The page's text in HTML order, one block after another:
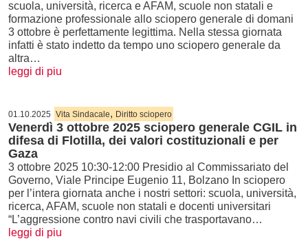
scuola, università, ricerca e AFAM, scuole non statali e
formazione professionale allo sciopero generale di domani
3 ottobre è perfettamente legittima. Nella stessa giornata
infatti è stato indetto da tempo uno sciopero generale da
altra…
leggi di piu
01.10.2025 Vita Sindacale, Diritto sciopero
Venerdì 3 ottobre 2025 sciopero generale CGIL in
difesa di Flotilla, dei valori costituzionali e per
Gaza
3 ottobre 2025 10:30-12:00 Presidio al Commissariato del
Governo, Viale Principe Eugenio 11, Bolzano In sciopero
per l’intera giornata anche i nostri settori: scuola, università,
ricerca, AFAM, scuole non statali e docenti universitari
“L’aggressione contro navi civili che trasportavano…
leggi di piu